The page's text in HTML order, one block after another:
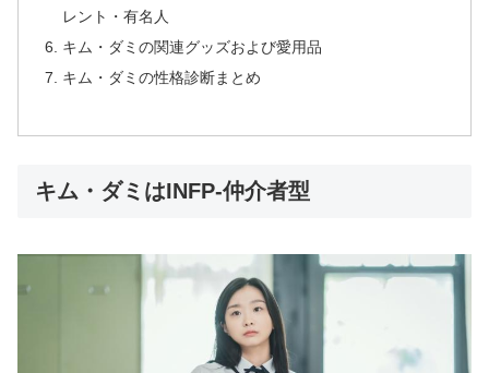
レント・有名人
キム・ダミの関連グッズおよび愛用品
キム・ダミの性格診断まとめ
キム・ダミはINFP-仲介者型